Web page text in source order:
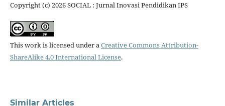
Copyright (c) 2026 SOCIAL : Jurnal Inovasi Pendidikan IPS
This work is licensed under aCreative Commons Attribution-
ShareAlike 4.0 International License.
Similar Articles